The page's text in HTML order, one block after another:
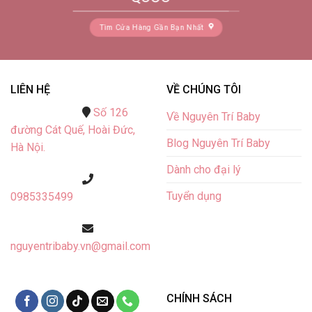
Tìm Cửa Hàng Gần Bạn Nhất
LIÊN HỆ
Số 126
đường Cát Quế, Hoài Đức,
Hà Nội.
0985335499
nguyentribaby.vn@gmail.com
VỀ CHÚNG TÔI
Về Nguyên Trí Baby
Blog Nguyên Trí Baby
Dành cho đại lý
Tuyển dụng
CHÍNH SÁCH